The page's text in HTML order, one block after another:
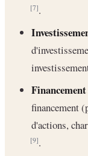
[7].
Financement
financement
d'actions,
[9].